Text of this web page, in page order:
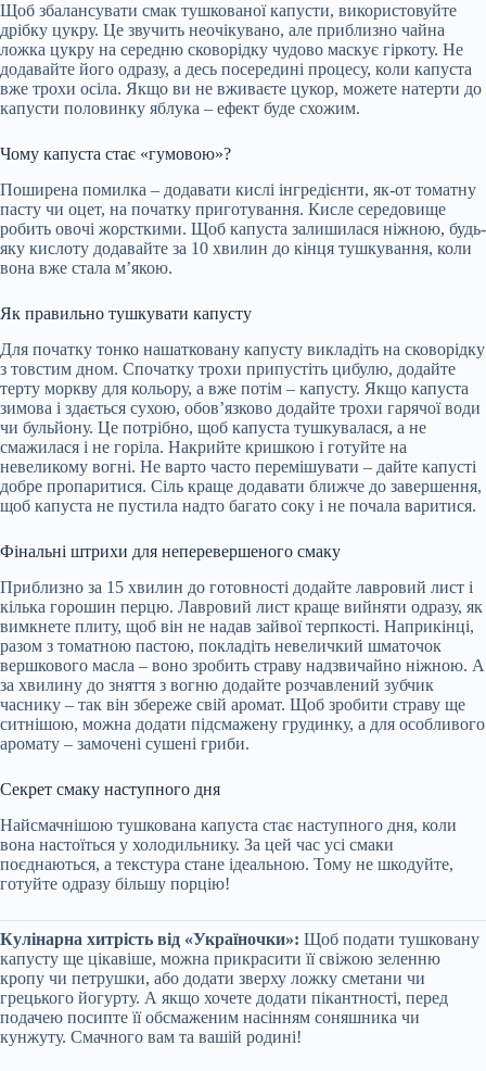
Щоб збалансувати смак тушкованої капусти, використовуйте
дрібку цукру. Це звучить неочікувано, але приблизно чайна
ложка цукру на середню сковорідку чудово маскує гіркоту. Не
додавайте його одразу, а десь посередині процесу, коли капуста
вже трохи осіла. Якщо ви не вживаєте цукор, можете натерти до
капусти половинку яблука – ефект буде схожим.
Чому капуста стає «гумовою»?
Поширена помилка – додавати кислі інгредієнти, як-от томатну
пасту чи оцет, на початку приготування. Кисле середовище
робить овочі жорсткими. Щоб капуста залишилася ніжною, будь-
яку кислоту додавайте за 10 хвилин до кінця тушкування, коли
вона вже стала м’якою.
Як правильно тушкувати капусту
Для початку тонко нашатковану капусту викладіть на сковорідку
з товстим дном. Спочатку трохи припустіть цибулю, додайте
терту моркву для кольору, а вже потім – капусту. Якщо капуста
зимова і здається сухою, обов’язково додайте трохи гарячої води
чи бульйону. Це потрібно, щоб капуста тушкувалася, а не
смажилася і не горіла. Накрийте кришкою і готуйте на
невеликому вогні. Не варто часто перемішувати – дайте капусті
добре пропаритися. Сіль краще додавати ближче до завершення,
щоб капуста не пустила надто багато соку і не почала варитися.
Фінальні штрихи для неперевершеного смаку
Приблизно за 15 хвилин до готовності додайте лавровий лист і
кілька горошин перцю. Лавровий лист краще вийняти одразу, як
вимкнете плиту, щоб він не надав зайвої терпкості. Наприкінці,
разом з томатною пастою, покладіть невеличкий шматочок
вершкового масла – воно зробить страву надзвичайно ніжною. А
за хвилину до зняття з вогню додайте розчавлений зубчик
часнику – так він збереже свій аромат. Щоб зробити страву ще
ситнішою, можна додати підсмажену грудинку, а для особливого
аромату – замочені сушені гриби.
Секрет смаку наступного дня
Найсмачнішою тушкована капуста стає наступного дня, коли
вона настоїться у холодильнику. За цей час усі смаки
поєднаються, а текстура стане ідеальною. Тому не шкодуйте,
готуйте одразу більшу порцію!
Кулінарна хитрість від «Україночки»: Щоб подати тушковану
капусту ще цікавіше, можна прикрасити її свіжою зеленню
кропу чи петрушки, або додати зверху ложку сметани чи
грецького йогурту. А якщо хочете додати пікантності, перед
подачею посипте її обсмаженим насінням соняшника чи
кунжуту. Смачного вам та вашій родині!